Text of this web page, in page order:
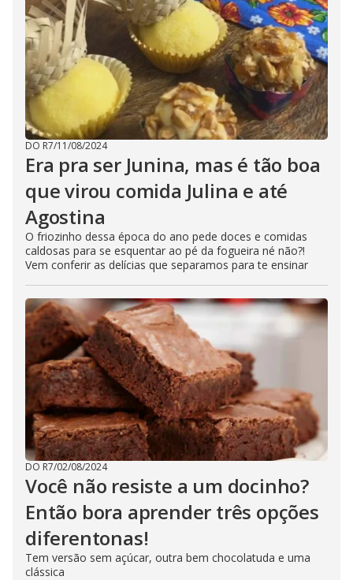
DO R7/11/08/2024
Era pra ser Junina, mas é tão boa
que virou comida Julina e até
Agostina
O friozinho dessa época do ano pede doces e comidas
caldosas para se esquentar ao pé da fogueira né não?!
Vem conferir as delícias que separamos para te ensinar
DO R7/02/08/2024
Você não resiste a um docinho?
Então bora aprender três opções
diferentonas!
Tem versão sem açúcar, outra bem chocolatuda e uma
clássica